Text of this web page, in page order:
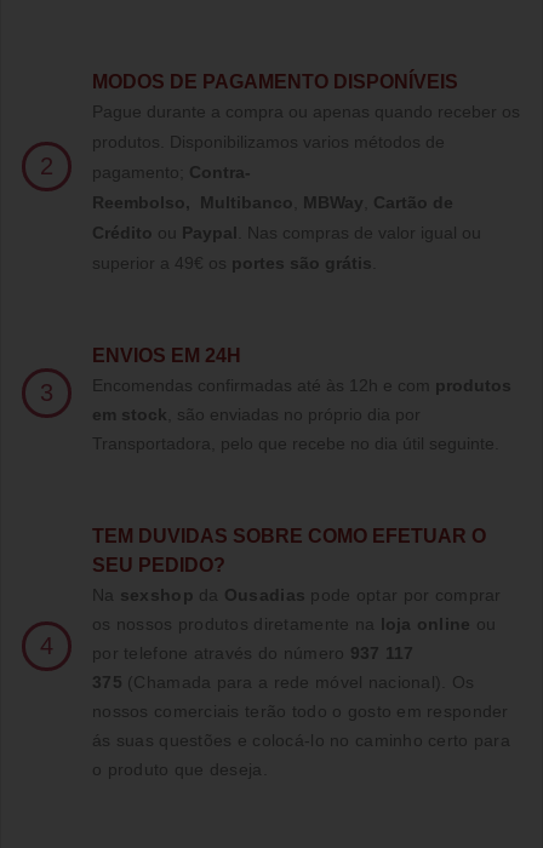
2
MODOS DE PAGAMENTO DISPONÍVEIS
Pague durante a compra ou apenas quando receber os
produtos. Disponibilizamos varios métodos de
pagamento; Contra-
Reembolso, Multibanco MBWay
Cartão de
Crédito ou Paypal
Nas compras de valor igual ou
superior a 49€ os portes são grátis
3
ENVIOS EM 24H
Encomendas confirmadas até às 12h e com produtos
em stock , são enviadas no próprio dia por
Transportadora, pelo que recebe no dia útil seguinte.
4
TE M DUVIDAS SOBRE COMO EFETUAR O
SEU PEDIDO?
Na sexshop da Ousadias pode optar por comprar
os nossos produtos diretamente na loja online ou
por telefone através do número 937 117
375 (Chamada para a rede móvel nacional)
. Os
nossos comerciais terão todo o gosto em responder
ás suas questões e colocá-lo no caminho certo para
o produto que deseja.